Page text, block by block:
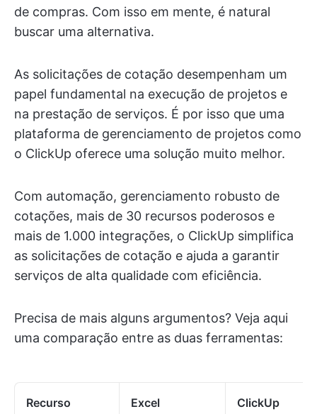
de compras. Com isso em mente, é natural
buscar uma alternativa.
As solicitações de cotação desempenham um
papel fundamental na execução de projetos e
na prestação de serviços. É por isso que uma
plataforma de gerenciamento de projetos como
o ClickUp oferece uma solução muito melhor.
Com automação, gerenciamento robusto de
cotações, mais de 30 recursos poderosos e
mais de 1.000 integrações, o ClickUp simplifica
as solicitações de cotação e ajuda a garantir
serviços de alta qualidade com eficiência.
Precisa de mais alguns argumentos? Veja aqui
uma comparação entre as duas ferramentas:
Recurso Excel ClickUp